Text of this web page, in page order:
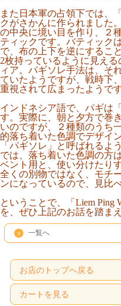
また日本軍の占領下では、
クがさかんに作られました
の中央に境い目を作り、２
ティックです。バティック
で、布の上下を逆にするこ
2枚持っているように見え
ィア。パギソレ手法は、そ
ていたようですが、戦時下
重視されて広まったようです
インドネシア語で、パギは
す。実際に、朝と夕方で巻
いのですが、２種類のうち
的落ち着いた色調でデザイ
「パギソレ」と呼ばれるよ
では、落ち着いた色調の方
ベント用と、使い分けたり
全くの別物ではなく、モチ
ンになっているので、見比
ということで、「Liem Ping
を、ぜひ上記のお話を踏ま
一覧へ
お店のトップへ戻る
カートを見る